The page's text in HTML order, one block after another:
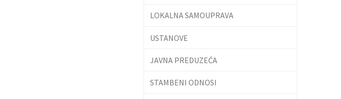
LOKALNA SAMOUPRAVA
USTANOVE
JAVNA PREDUZEĆA
STAMBENI ODNOSI